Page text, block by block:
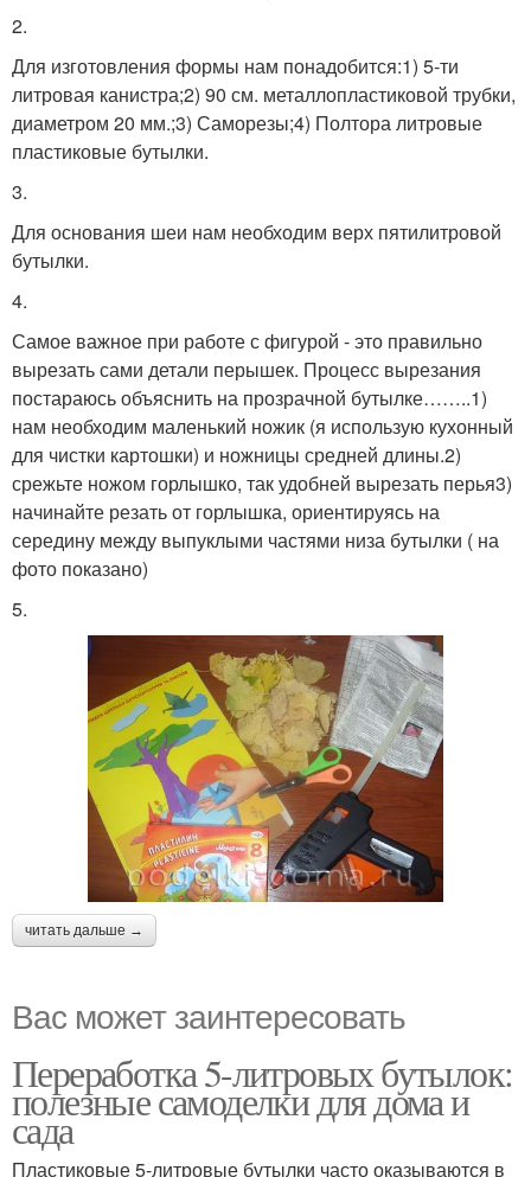
2.
Для изготовления формы нам понадобится:1) 5-ти
литровая канистра;2) 90 см. металлопластиковой трубки,
диаметром 20 мм.;3) Саморезы;4) Полтора литровые
пластиковые бутылки.
3.
Для основания шеи нам необходим верх пятилитровой
бутылки.
4.
Самое важное при работе с фигурой - это правильно
вырезать сами детали перышек. Процесс вырезания
постараюсь объяснить на прозрачной бутылке……..1)
нам необходим маленький ножик (я использую кухонный
для чистки картошки) и ножницы средней длины.2)
срежьте ножом горлышко, так удобней вырезать перья3)
начинайте резать от горлышка, ориентируясь на
середину между выпуклыми частями низа бутылки ( на
фото показано)
5.
читать дальше →
Вас может заинтересовать
Переработка 5-литровых бутылок:
полезные самоделки для дома и
сада
Пластиковые 5-литровые бутылки часто оказываются в